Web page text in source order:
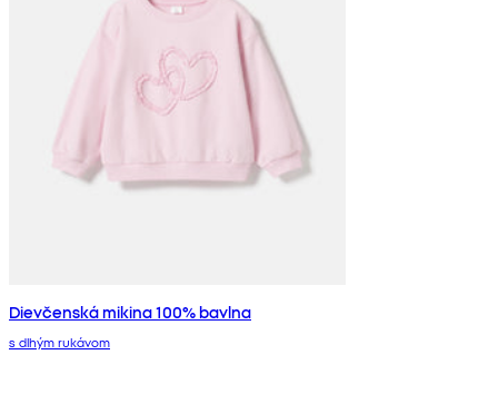
Dievčenská mikina 100% bavlna
s dlhým rukávom